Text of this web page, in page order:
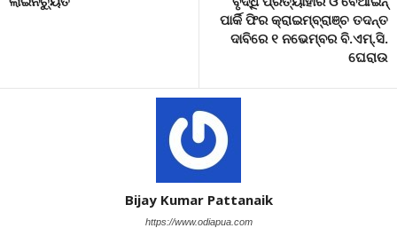
ପାର୍କି ଫିର କ୍ରାଇମ୍ବ୍ରାଞ୍ଚ ତଦନ୍ତ
ଦାବିରେ ୧ ନଭେମ୍ବର ବି.ଏମ୍.ସି.
ଘେରାଉ
Bijay Kumar Pattanaik
https://www.odiapua.com